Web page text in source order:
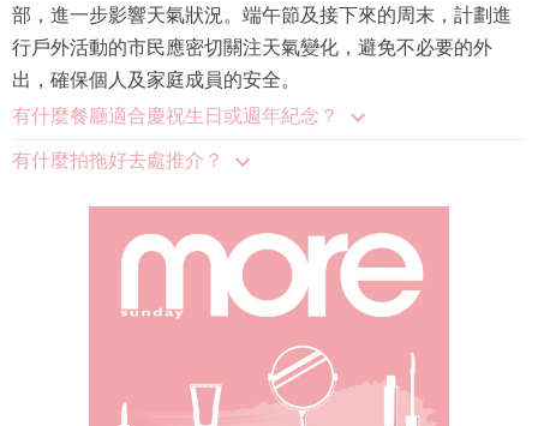
部，進一步影響天氣狀況。端午節及接下來的周末，計劃進
行戶外活動的市民應密切關注天氣變化，避免不必要的外
出，確保個人及家庭成員的安全。
有什麼餐廳適合慶祝生日或週年紀念？
有什麼拍拖好去處推介？